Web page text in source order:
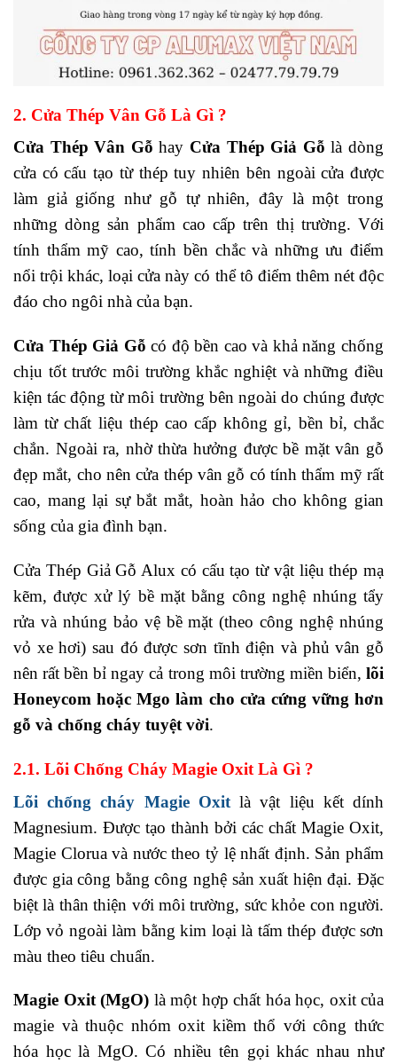
2. Cửa Thép Vân Gỗ Là Gì ?
Cửa Thép Vân Gỗ hay Cửa Thép Giả Gỗ là dòng
cửa có cấu tạo từ thép tuy nhiên bên ngoài cửa được
làm giả giống như gỗ tự nhiên, đây là một trong
những dòng sản phẩm cao cấp trên thị trường. Với
tính thẩm mỹ cao, tính bền chắc và những ưu điểm
nổi trội khác, loại cửa này có thể tô điểm thêm nét độc
đáo cho ngôi nhà của bạn.
Cửa Thép Giả Gỗ có độ bền cao và khả năng chống
chịu tốt trước môi trường khắc nghiệt và những điều
kiện tác động từ môi trường bên ngoài do chúng được
làm từ chất liệu thép cao cấp không gỉ, bền bỉ, chắc
chắn. Ngoài ra, nhờ thừa hưởng được bề mặt vân gỗ
đẹp mắt, cho nên cửa thép vân gỗ có tính thẩm mỹ rất
cao, mang lại sự bắt mắt, hoàn hảo cho không gian
sống của gia đình bạn.
Cửa Thép Giả Gỗ Alux có cấu tạo từ vật liệu thép mạ
kẽm, được xử lý bề mặt bằng công nghệ nhúng tẩy
rửa và nhúng bảo vệ bề mặt (theo công nghệ nhúng
vỏ xe hơi) sau đó được sơn tĩnh điện và phủ vân gỗ
nên rất bền bỉ ngay cả trong môi trường miền biển, lõi
Honeycom hoặc Mgo làm cho cửa cứng vững hơn
gỗ và chống cháy tuyệt vời.
2.1. Lõi Chống Cháy Magie Oxit Là Gì ?
Lõi chống cháy Magie Oxitlà vật liệu kết dính
Magnesium. Được tạo thành bởi các chất Magie Oxit,
Magie Clorua và nước theo tỷ lệ nhất định. Sản phẩm
được gia công bằng công nghệ sản xuất hiện đại. Đặc
biệt là thân thiện với môi trường, sức khỏe con người.
Lớp vỏ ngoài làm bằng kim loại là tấm thép được sơn
màu theo tiêu chuẩn.
Magie Oxit (MgO) là một hợp chất hóa học, oxit của
magie và thuộc nhóm oxit kiềm thổ với công thức
hóa học là MgO. Có nhiều tên gọi khác nhau như